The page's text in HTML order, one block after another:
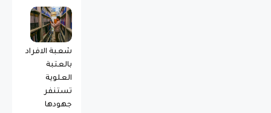
شعبة الافراد
بالعتبة
العلوية
تستنفر
جهودها